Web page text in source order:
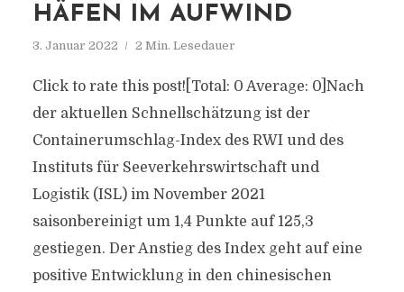
HÄFEN IM AUFWIND
3. Januar 2022 2 Min. Lesedauer
Click to rate this post![Total: 0 Average: 0]Nach
der aktuellen Schnellschätzung ist der
Containerumschlag-Index des RWI und des
Instituts für Seeverkehrswirtschaft und
Logistik (ISL) im November 2021
saisonbereinigt um 1,4 Punkte auf 125,3
gestiegen. Der Anstieg des Index geht auf eine
positive Entwicklung in den chinesischen